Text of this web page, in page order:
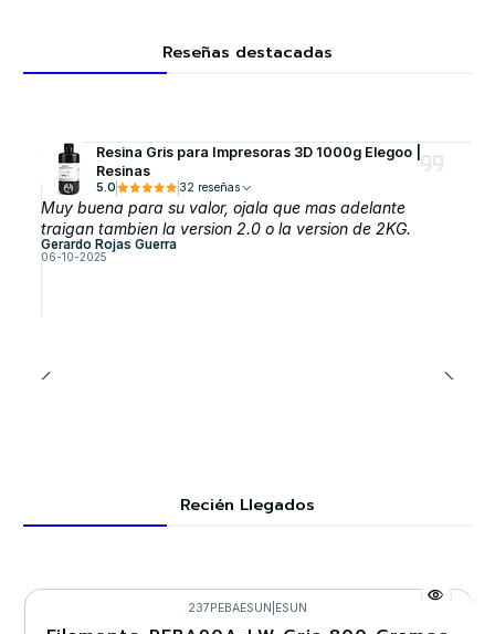
Reseñas destacadas
Resina Gris para Impresoras 3D 1000g Elegoo |
Resinas
5.0 32 reseñas
Muy buena para su valor, ojala que mas adelante
traigan tambien la version 2.0 o la version de 2KG.
Gerardo Rojas Guerra
06-10-2025
Recién Llegados
237PEBAESUN ESUN